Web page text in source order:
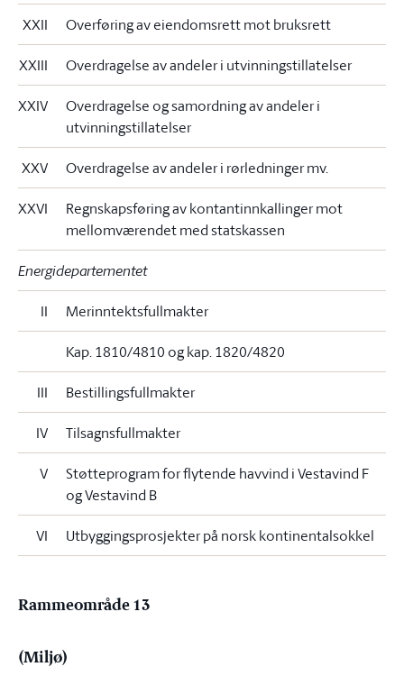
XXII Overføring av eiendomsrett mot bruksrett
XXIII Overdragelse av andeler i utvinningstillatelser
XXIV
Overdragelse og samordning av andeler i
utvinningstillatelser
XXV Overdragelse av andeler i rørledninger mv.
XXVI
Regnskapsføring av kontantinnkallinger mot
mellomværendet med statskassen
Energidepartementet
II Merinntektsfullmakter
Kap. 1810/4810 og kap. 1820/4820
III Bestillingsfullmakter
IV Tilsagnsfullmakter
V
Støtteprogram for flytende havvind i Vestavind F
og Vestavind B
VI Utbyggingsprosjekter på norsk kontinentalsokkel
Rammeområde 13
(Miljø)